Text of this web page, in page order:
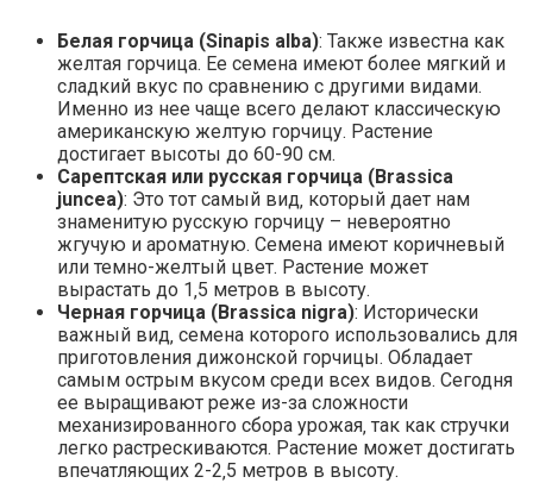
Белая горчица (Sinapis alba): Также известна как
желтая горчица. Ее семена имеют более мягкий и
сладкий вкус по сравнению с другими видами.
Именно из нее чаще всего делают классическую
американскую желтую горчицу. Растение
достигает высоты до 60-90 см.
Сарептская или русская горчица (Brassica
juncea): Это тот самый вид‚ который дает нам
знаменитую русскую горчицу – невероятно
жгучую и ароматную. Семена имеют коричневый
или темно-желтый цвет. Растение может
вырастать до 1‚5 метров в высоту.
Черная горчица (Brassica nigra): Исторически
важный вид‚ семена которого использовались для
приготовления дижонской горчицы. Обладает
самым острым вкусом среди всех видов. Сегодня
ее выращивают реже из-за сложности
механизированного сбора урожая‚ так как стручки
легко растрескиваются. Растение может достигать
впечатляющих 2-2‚5 метров в высоту.